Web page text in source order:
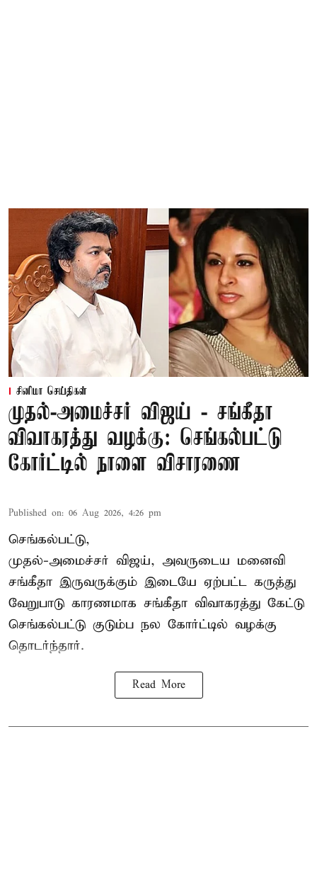
சினிமா செய்திகள்
முதல்-அமைச்சர் விஜய் - சங்கீதா
விவாகரத்து வழக்கு: செங்கல்பட்டு
கோர்ட்டில் நாளை விசாரணை
Published on: 06 Aug 2026, 4:26 pm
செங்கல்பட்டு,
முதல்-அமைச்சர் விஜய், அவருடைய மனைவி
சங்கீதா இருவருக்கும் இடையே ஏற்பட்ட கருத்து
வேறுபாடு காரணமாக சங்கீதா விவாகரத்து கேட்டு
செங்கல்பட்டு குடும்ப நல கோர்ட்டில் வழக்கு
தொடர்ந்தார்.
Read More